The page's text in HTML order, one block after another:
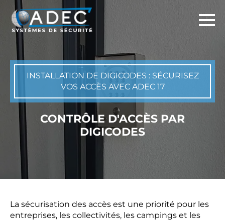
INSTALLATION DE DIGICODES : SÉCURISEZ
VOS ACCÈS AVEC ADEC 17
CONTRÔLE D'ACCÈS PAR
DIGICODES
La sécurisation des accès est une priorité pour les
entreprises, les collectivités, les campings et les